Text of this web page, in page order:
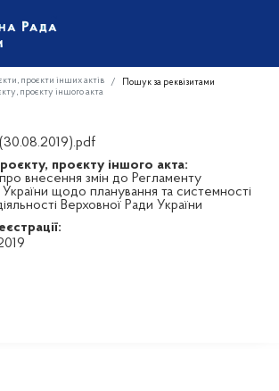
проєкти інших актів
Пошук за реквізитами
проєкту іншого акта
проєкту іншого акта:
внесення змін до Регламенту
щодо планування та системності
Верховної Ради України